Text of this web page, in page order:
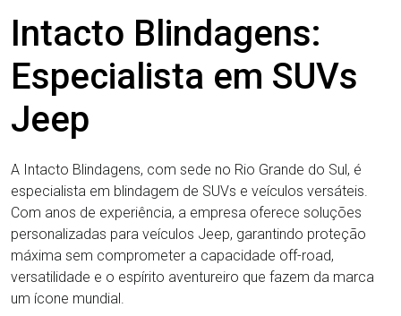
Intacto Blindagens:
Especialista em SUVs
Jeep
A Intacto Blindagens, com sede no Rio Grande do Sul, é
especialista em blindagem de SUVs e veículos versáteis.
Com anos de experiência, a empresa oferece soluções
personalizadas para veículos Jeep, garantindo proteção
máxima sem comprometer a capacidade off-road,
versatilidade e o espírito aventureiro que fazem da marca
um ícone mundial.